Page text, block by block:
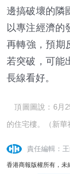
邊搞破壞的隣
以專注經濟的
再轉強，預期
若突破，可能
長線看好。
頂圖圖說：6月
的住宅樓。（新華
責任編輯：
香港商報版權所有，未